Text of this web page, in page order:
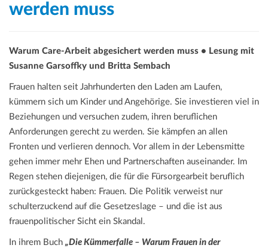
werden muss
Warum Care-Arbeit abgesichert werden muss • Lesung mit
Susanne Garsoffky und Britta Sembach
Frauen halten seit Jahrhunderten den Laden am Laufen,
kümmern sich um Kinder und Angehörige. Sie investieren viel in
Beziehungen und versuchen zudem, ihren beruflichen
Anforderungen gerecht zu werden. Sie kämpfen an allen
Fronten und verlieren dennoch. Vor allem in der Lebensmitte
gehen immer mehr Ehen und Partnerschaften auseinander. Im
Regen stehen diejenigen, die für die Fürsorgearbeit beruflich
zurückgesteckt haben: Frauen. Die Politik verweist nur
schulterzuckend auf die Gesetzeslage – und die ist aus
frauenpolitischer Sicht ein Skandal.
In ihrem Buch „Die Kümmerfalle – Warum Frauen in der